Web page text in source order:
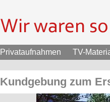
Privataufnahmen TV-
Kundgebung zum